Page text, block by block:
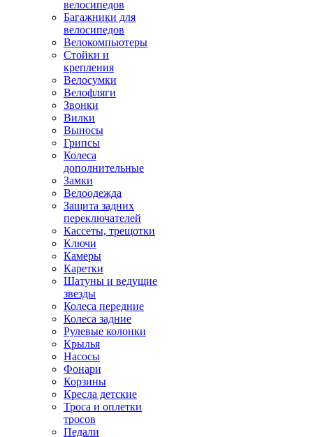
велосипедов
Багажники для
велосипедов
Велокомпьютеры
Стойки и
крепления
Велосумки
Велофляги
Звонки
Вилки
Выносы
Грипсы
Колеса
дополнительные
Замки
Велоодежда
Защита задних
переключателей
Кассеты, трещотки
Ключи
Камеры
Каретки
Шатуны и ведущие
звезды
Колеса передние
Колеса задние
Рулевые колонки
Крылья
Насосы
Фонари
Корзины
Кресла детские
Троса и оплетки
тросов
Педали